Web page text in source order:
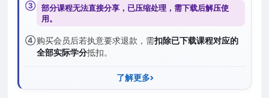
③ 部分课程无法直接分享，已压缩处理，需下载后解压使
用。
④购买会员后若执意要求退款，需扣除已下载课程对应的
全部实际学分抵扣。
了解更多